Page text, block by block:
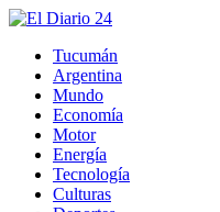
Tucumán
Argentina
Mundo
Economía
Motor
Energía
Tecnología
Culturas